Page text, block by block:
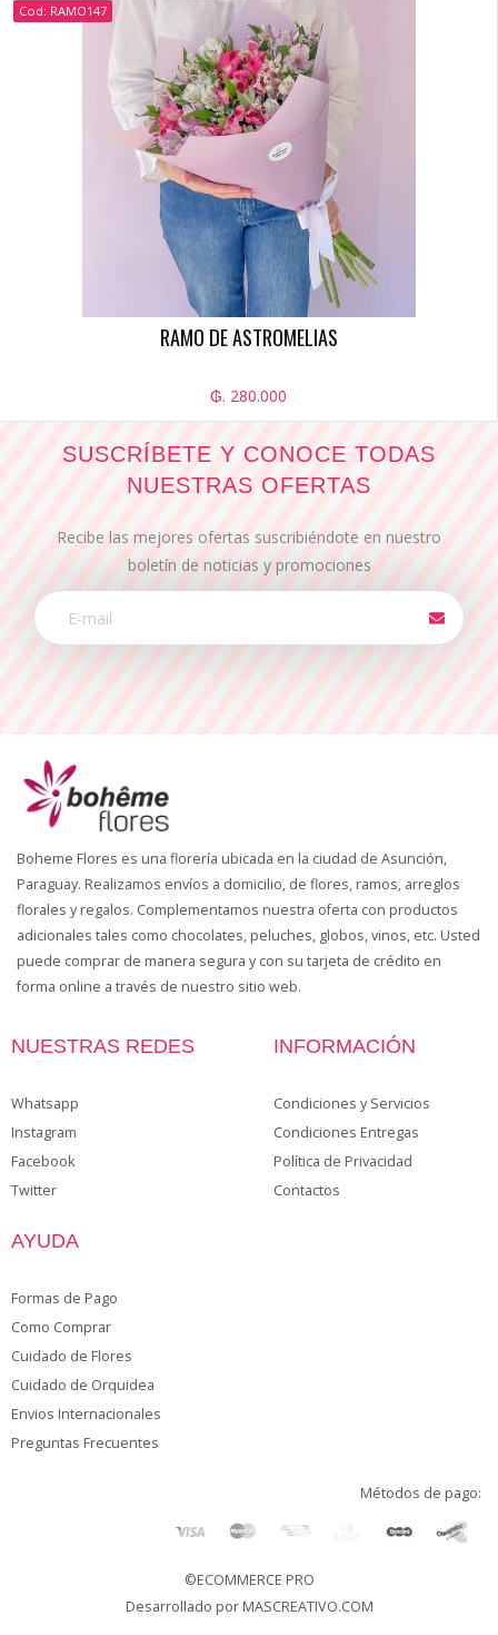
Cod: RAMO147
RAMO DE ASTROMELIAS
₲. 280.000
SUSCRÍBETE Y CONOCE TODAS
NUESTRAS OFERTAS
Recibe las mejores ofertas suscribiéndote en nuestro
boletín de noticias y promociones
Boheme Flores es una florería ubicada en la ciudad de Asunción,
Paraguay. Realizamos envíos a domicilio, de flores, ramos, arreglos
florales y regalos. Complementamos nuestra oferta con productos
adicionales tales como chocolates, peluches, globos, vinos, etc. Usted
puede comprar de manera segura y con su tarjeta de crédito en
forma online a través de nuestro sitio web.
NUESTRAS REDES
Whatsapp
Instagram
Facebook
Twitter
INFORMACIÓN
Condiciones y Servicios
Condiciones Entregas
Política de Privacidad
Contactos
AYUDA
Formas de Pago
Como Comprar
Cuidado de Flores
Cuidado de Orquidea
Envios Internacionales
Preguntas Frecuentes
Métodos de pago:
©ECOMMERCE PRO
Desarrollado por MASCREATIVO.COM